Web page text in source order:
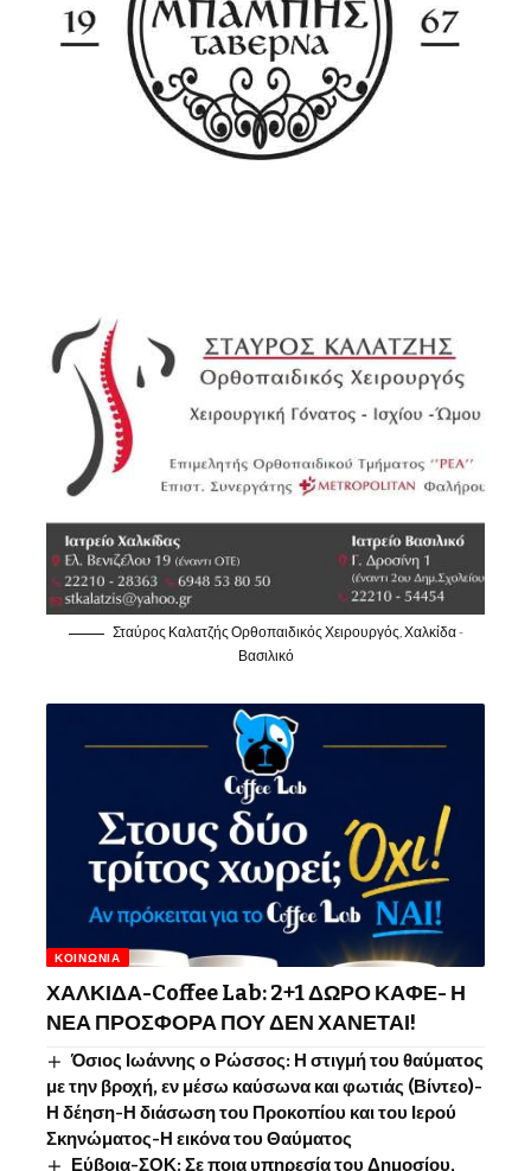
Σταύρος Καλατζής Ορθοπαιδικός Χειρουργός, Χαλκίδα -
Βασιλικό
ΚΟΙΝΩΝΊΑ
ΧΑΛΚΙΔΑ-Coffee Lab: 2+1 ΔΩΡΟ ΚΑΦΕ- Η
ΝΕΑ ΠΡΟΣΦΟΡΑ ΠΟΥ ΔΕΝ ΧΑΝΕΤΑΙ!
Όσιος Ιωάννης o Ρώσσος: Η στιγμή του θαύματος
με την βροχή, εν μέσω καύσωνα και φωτιάς (Βίντεο)-
Η δέηση-Η διάσωση του Προκοπίου και του Ιερού
Σκηνώματος-Η εικόνα του Θαύματος
Εύβοια-ΣΟΚ: Σε ποια υπηρεσία του Δημοσίου,